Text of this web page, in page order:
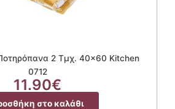
2 Τμχ. 40×60 Kitchen
0712
11.90€
στο καλάθι